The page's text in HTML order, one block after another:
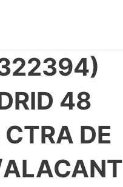
48
DE